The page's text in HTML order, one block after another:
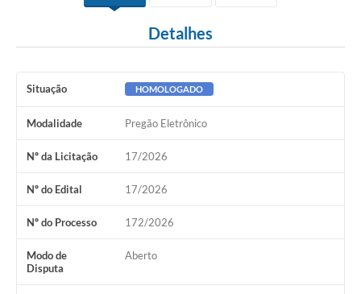
Detalhes
Situação HOMOLOGADO
Modalidade Pregão Eletrônico
Nº da Licitação 17/2026
Nº do Edital 17/2026
Nº do Processo 172/2026
Modo de
Disputa
Aberto